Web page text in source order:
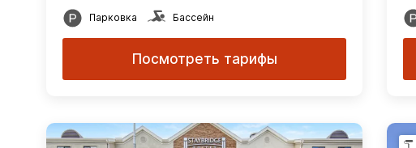
Парковка Бассейн
Посмотреть тарифы